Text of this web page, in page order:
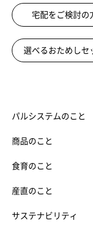
宅配をご検討の
選べるおためしセ
パルシステムのこと
商品のこと
食育のこと
産直のこと
サステナビリティ